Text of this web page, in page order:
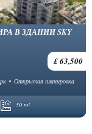
В ЗДАНИИ SKY
£ 63,500
Открытая планировка
50 m²